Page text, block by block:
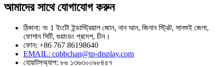
আমাদের সাথে যোগাযোগ করুন
ঠিকানা: নং 1 ইংটৌ ইন্ডাস্ট্রিয়াল জোন, নান আন, জিনান স্ট্রিট, সানশুই জেলা,
ফোশান সিটি, গুয়াংডং প্রদেশ, চীন।
ফোন: +86 767 86198640
EMAIL: cobbchan@tp-display.com
হোয়াটসঅ্যাপ: ৮৬ ১৩৬৩০০৯৮৪৫৭